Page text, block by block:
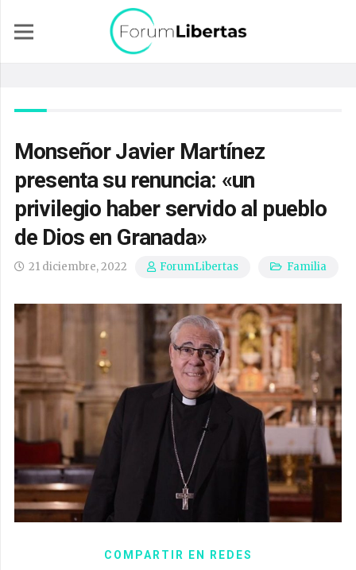
Monseñor Javier Martínez
presenta su renuncia: «un
privilegio haber servido al pueblo
de Dios en Granada»
21 diciembre, 2022 ForumLibertas Familia
COMPARTIR EN REDES